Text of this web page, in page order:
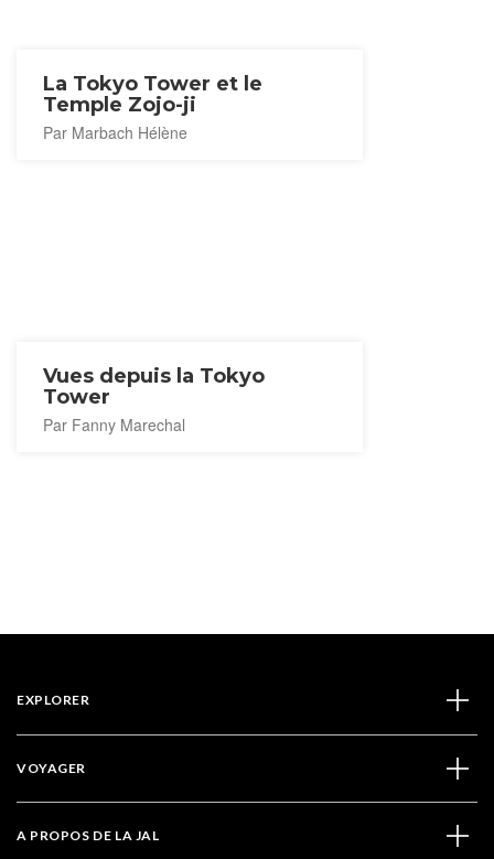
La Tokyo Tower et le
Temple Zojo-ji
Par Marbach Hélène
Vues depuis la Tokyo
Tower
Par Fanny Marechal
EXPLORER
VOYAGER
A PROPOS DE LA JAL